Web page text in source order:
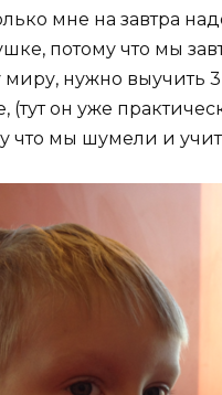
мне на завтра
потому что мы
нужно выучить
(тут он уже
что мы шумели и